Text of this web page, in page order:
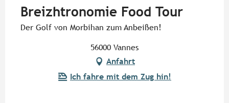
Breizhtronomie Food Tour
Der Golf von Morbihan zum Anbeißen!
56000 Vannes
Anfahrt
Ich fahre mit dem Zug hin!